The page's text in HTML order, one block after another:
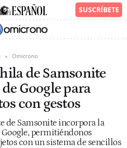
Omicrono
de Samsonite
Google para
con gestos
de Samsonite incorpora la
permitiéndonos
con un sistema de sencillos